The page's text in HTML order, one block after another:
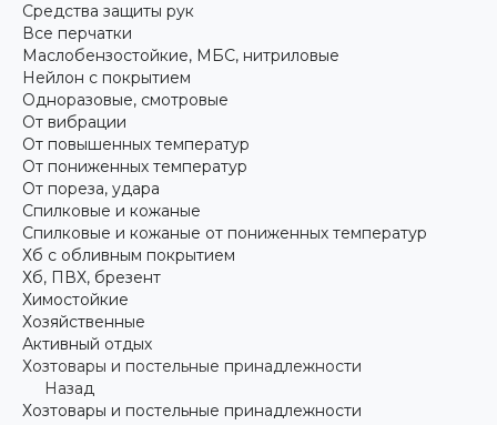
Средства защиты рук
Все перчатки
Маслобензостойкие, МБС, нитриловые
Нейлон с покрытием
Одноразовые, смотровые
От вибрации
От повышенных температур
От пониженных температур
От пореза, удара
Спилковые и кожаные
Спилковые и кожаные от пониженных температур
Хб с обливным покрытием
Хб, ПВХ, брезент
Химостойкие
Хозяйственные
Активный отдых
Хозтовары и постельные принадлежности
Назад
Хозтовары и постельные принадлежности